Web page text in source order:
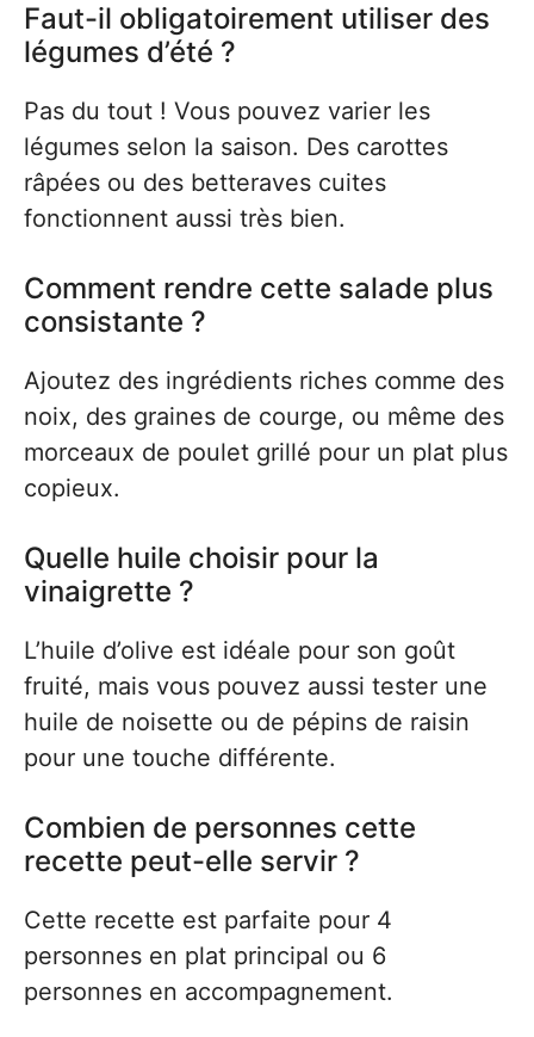
Faut-il obligatoirement utiliser des
légumes d’été ?
Pas du tout ! Vous pouvez varier les
légumes selon la saison. Des carottes
râpées ou des betteraves cuites
fonctionnent aussi très bien.
Comment rendre cette salade plus
consistante ?
Ajoutez des ingrédients riches comme des
noix, des graines de courge, ou même des
morceaux de poulet grillé pour un plat plus
copieux.
Quelle huile choisir pour la
vinaigrette ?
L’huile d’olive est idéale pour son goût
fruité, mais vous pouvez aussi tester une
huile de noisette ou de pépins de raisin
pour une touche différente.
Combien de personnes cette
recette peut-elle servir ?
Cette recette est parfaite pour 4
personnes en plat principal ou 6
personnes en accompagnement.